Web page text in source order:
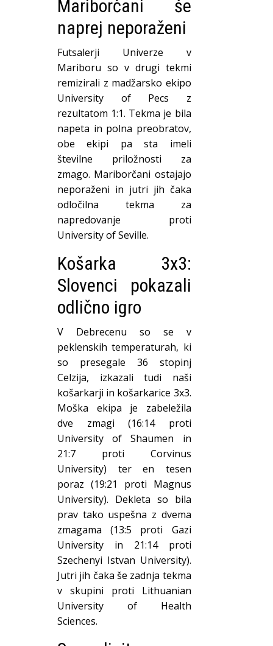
Mariborčani še
naprej neporaženi
Futsalerji Univerze v
Mariboru so v drugi tekmi
remizirali z madžarsko ekipo
University of Pecs z
rezultatom 1:1. Tekma je bila
napeta in polna preobratov,
obe ekipi pa sta imeli
številne priložnosti za
zmago. Mariborčani ostajajo
neporaženi in jutri jih čaka
odločilna tekma za
napredovanje proti
University of Seville.
Košarka 3x3:
Slovenci pokazali
odlično igro
V Debrecenu so se v
peklenskih temperaturah, ki
so presegale 36 stopinj
Celzija, izkazali tudi naši
košarkarji in košarkarice 3x3.
Moška ekipa je zabeležila
dve zmagi (16:14 proti
University of Shaumen in
21:7 proti Corvinus
University) ter en tesen
poraz (19:21 proti Magnus
University). Dekleta so bila
prav tako uspešna z dvema
zmagama (13:5 proti Gazi
University in 21:14 proti
Szechenyi Istvan University).
Jutri jih čaka še zadnja tekma
v skupini proti Lithuanian
University of Health
Sciences.